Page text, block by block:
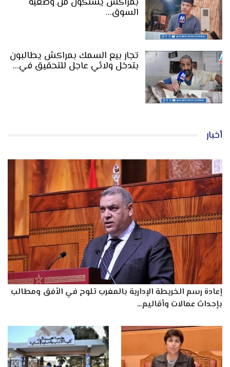
السوق…
تجار بيع السمك بمراكش يطالبون
بتدخل ولائي عاجل للتحقيق في…
أخبار
إعادة رسم الخريطة الإدارية بالمغرب تلوح في الأفق ومطالب
بإحداث عمالات وأقاليم…